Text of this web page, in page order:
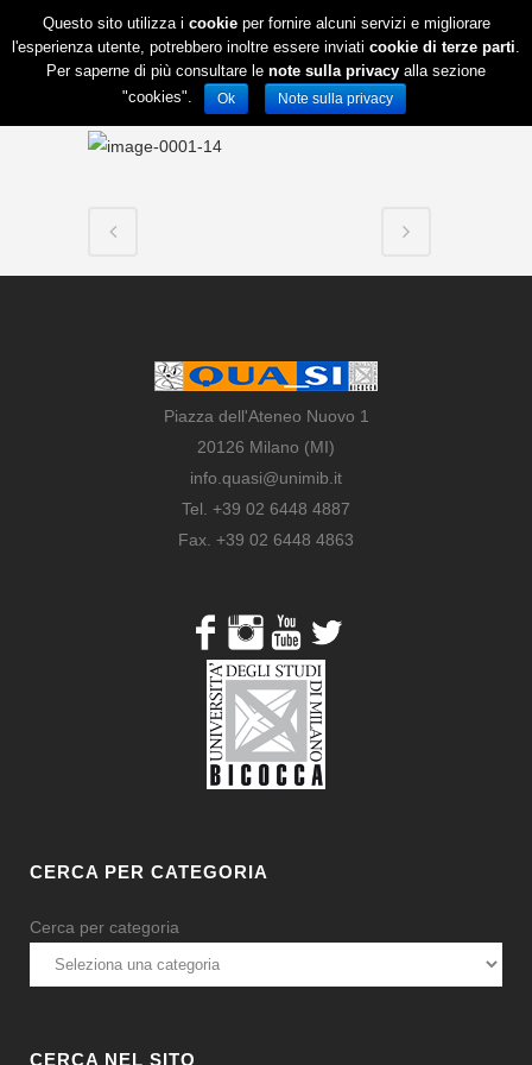
Piazza dell'Ateneo Nuovo 1
20126 Milano (MI)
info.quasi@unimib.it
Tel. +39 02 6448 4887
Fax. +39 02 6448 4863
CERCA PER CATEGORIA
Cerca per categoria
CERCA NEL SITO
Questo sito utilizza i cookieper fornire alcuni servizi e migliorare
l'esperienza utente, potrebbero inoltre essere inviati cookie di terze parti.
Per saperne di più consultare le note sulla privacy alla sezione
"cookies".
Ok Note sulla privacy